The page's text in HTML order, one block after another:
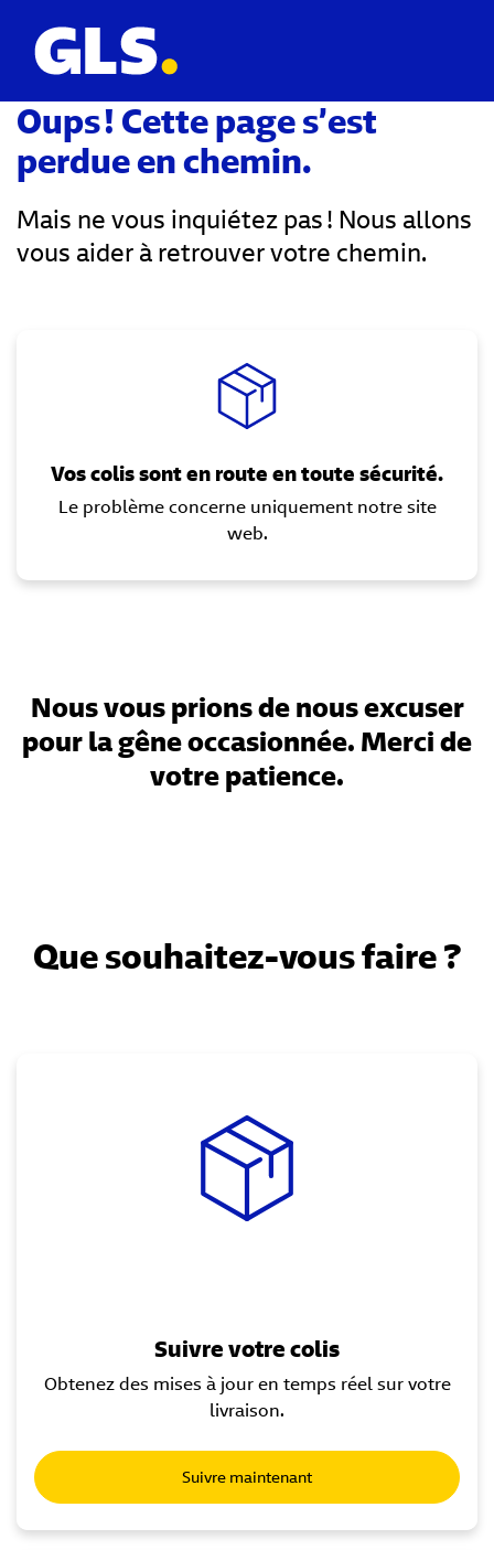
Oups ! Cette page s’est
perdue en chemin.
Mais ne vous inquiétez pas ! Nous allons
vous aider à retrouver votre chemin.
Vos colis sont en route en toute sécurité.
Le problème concerne uniquement notre site
web.
Nous vous prions de nous excuser
pour la gêne occasionnée. Merci de
votre patience.
Que souhaitez-vous faire ?
Suivre votre colis
Obtenez des mises à jour en temps réel sur votre
livraison.
Suivre maintenant